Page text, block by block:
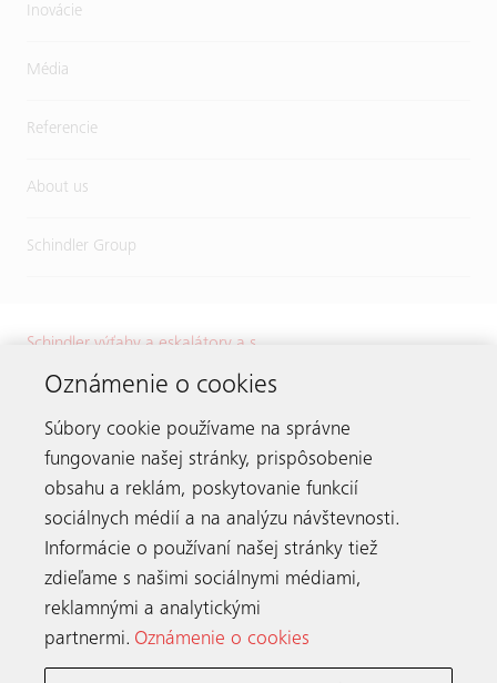
Inovácie
Média
Referencie
About us
Schindler Group
Schindler výťahy a eskalátory a.s.
821 08 Bratislava
Tel.:+421 2 32 72 41 11
E-mail:info.sk@schindler.com
Zostaňme v spojení
Schindler po celom svete
Oznámenie o cookies
Súbory cookie používame na správne
fungovanie našej stránky, prispôsobenie
obsahu a reklám, poskytovanie funkcií
sociálnych médií a na analýzu návštevnosti.
Informácie o používaní našej stránky tiež
zdieľame s našimi sociálnymi médiami,
reklamnými a analytickými
partnermi. Oznámenie o cookies